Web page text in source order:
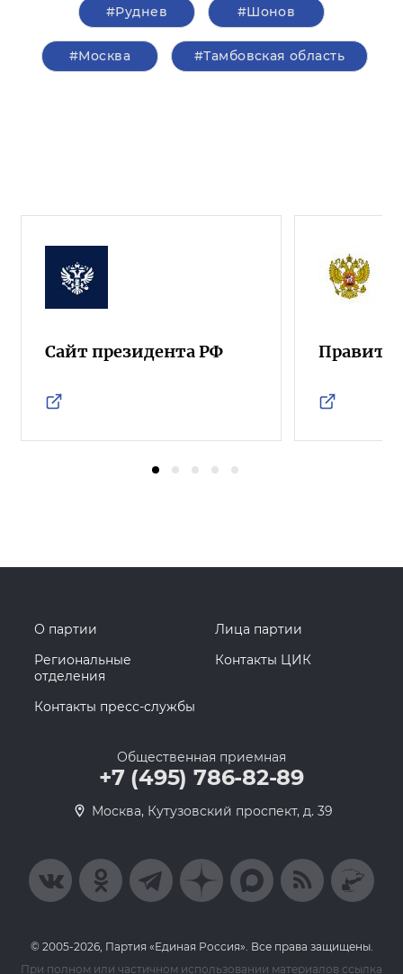
#Руднев #Шонов
#Москва #Тамбовская область
Сайт президента РФ
О партии
Лица партии
Региональные
отделения
Контакты ЦИК
Контакты пресс-службы
Общественная приемная
+7 (495) 786-82-89
Москва, Кутузовский проспект, д. 39
© 2005-2026, Партия «Единая Россия». Все права защищены.
При полном или частичном использовании материалов ссылка